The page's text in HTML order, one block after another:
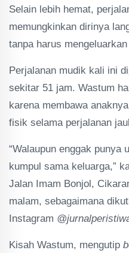
Selain lebih hemat,
memungkinkan dirinya
tanpa harus
Perjalanan mudik kali ini
sekitar 51 jam. Wastum
karena membawa
fisik selama perjalanan
“Walaupun enggak punya
kumpul sama keluarga,”
Jalan Imam Bonjol,
malam, sebagaimana
Instagram
Kisah Wastum, mengutip